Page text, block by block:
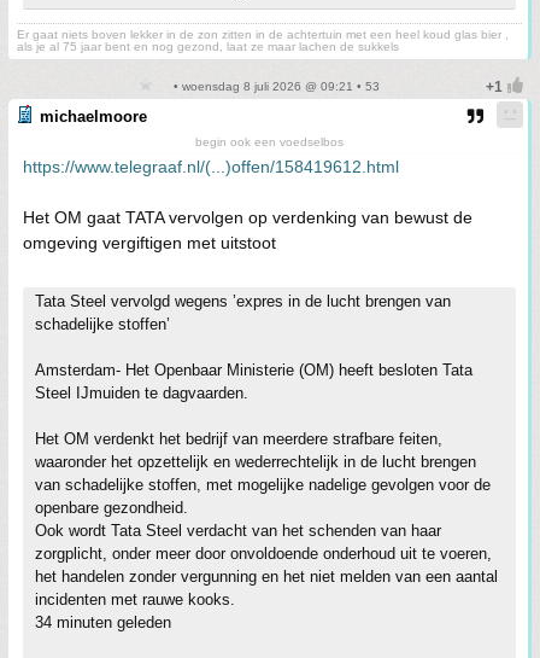
Er gaat niets boven lekker in de zon zitten in de achtertuin met een heel koud glas bier ,
als je al 75 jaar bent en nog gezond, laat ze maar lachen de sukkels
• woensdag 8 juli 2026 @ 09:21 • 53
michaelmoore
begin ook een voedselbos
https://www.telegraaf.nl/(...)offen/158419612.html
Het OM gaat TATA vervolgen op verdenking van bewust de
omgeving vergiftigen met uitstoot
Tata Steel vervolgd wegens ’expres in de lucht brengen van
schadelijke stoffen’
Amsterdam- Het Openbaar Ministerie (OM) heeft besloten Tata
Steel IJmuiden te dagvaarden.
Het OM verdenkt het bedrijf van meerdere strafbare feiten,
waaronder het opzettelijk en wederrechtelijk in de lucht brengen
van schadelijke stoffen, met mogelijke nadelige gevolgen voor de
openbare gezondheid.
Ook wordt Tata Steel verdacht van het schenden van haar
zorgplicht, onder meer door onvoldoende onderhoud uit te voeren,
het handelen zonder vergunning en het niet melden van een aantal
incidenten met rauwe kooks.
34 minuten geleden